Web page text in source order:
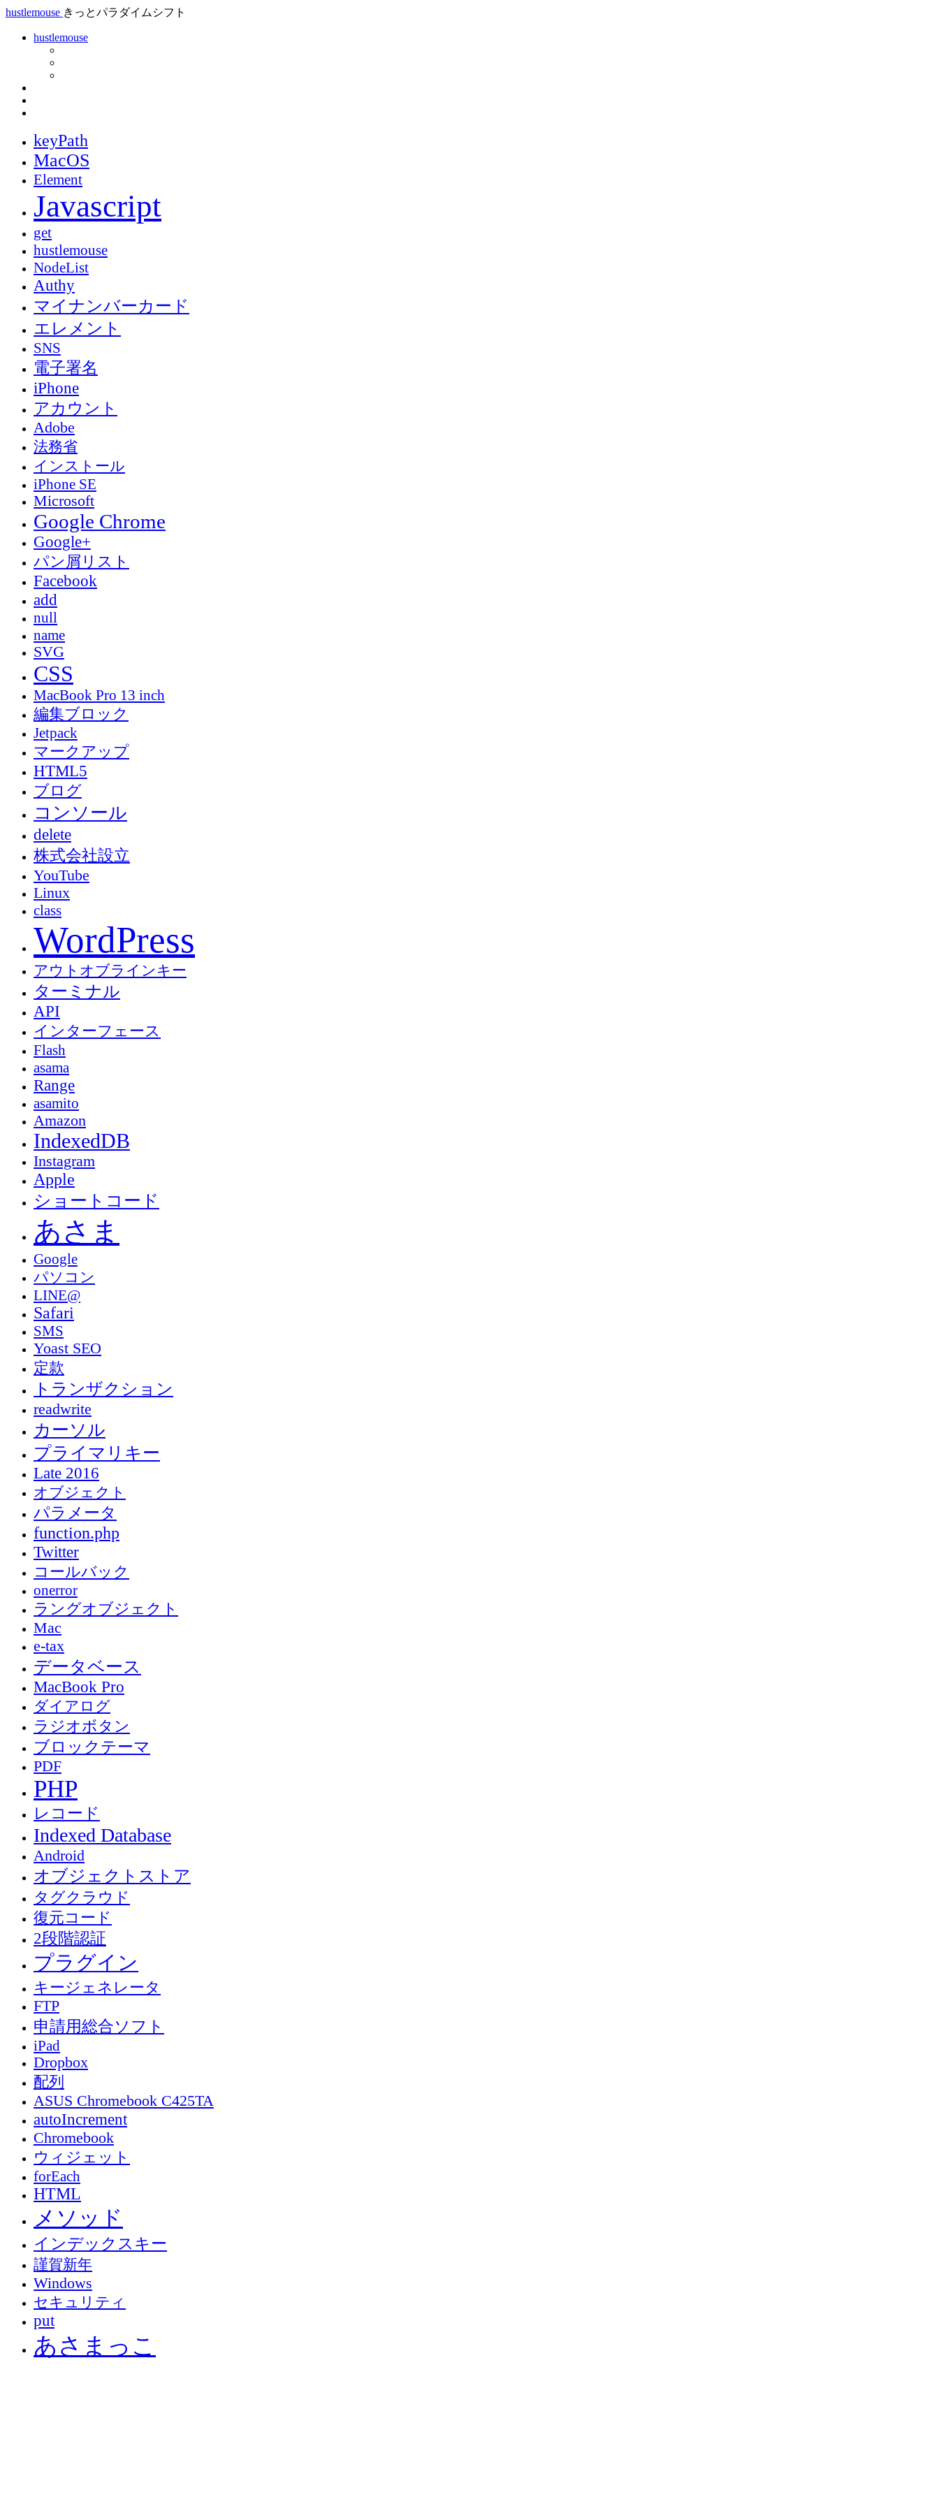
hustlemouse きっとパラダイムシフト
hustlemouse
keyPath
MacOS
Element
Javascript
get
hustlemouse
NodeList
Authy
マイナンバーカード
エレメント
SNS
電子署名
iPhone
アカウント
Adobe
法務省
インストール
iPhone SE
Microsoft
Google Chrome
Google+
パン屑リスト
Facebook
add
null
name
SVG
CSS
MacBook Pro 13 inch
編集ブロック
Jetpack
マークアップ
HTML5
ブログ
コンソール
delete
株式会社設立
YouTube
Linux
class
WordPress
アウトオブラインキー
ターミナル
API
インターフェース
Flash
asama
Range
asamito
Amazon
IndexedDB
Instagram
Apple
ショートコード
あさま
Google
パソコン
LINE@
Safari
SMS
Yoast SEO
定款
トランザクション
readwrite
カーソル
プライマリキー
Late 2016
オブジェクト
パラメータ
function.php
Twitter
コールバック
onerror
ラングオブジェクト
Mac
e-tax
データベース
MacBook Pro
ダイアログ
ラジオボタン
ブロックテーマ
PDF
PHP
レコード
Indexed Database
Android
オブジェクトストア
タグクラウド
復元コード
2段階認証
プラグイン
キージェネレータ
FTP
申請用総合ソフト
iPad
Dropbox
配列
ASUS Chromebook C425TA
autoIncrement
Chromebook
ウィジェット
forEach
HTML
メソッド
インデックスキー
謹賀新年
Windows
セキュリティ
put
あさまっこ